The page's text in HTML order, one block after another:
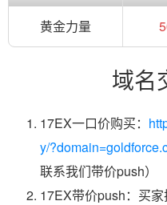
黄金力量
域名
17EX一口价购买：
y/
联系我们带价push）
17EX带价push：买